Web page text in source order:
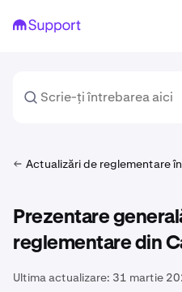
Actualizări de reglementare
Prezentare
reglementare din
Ultima actualizare: 31 martie